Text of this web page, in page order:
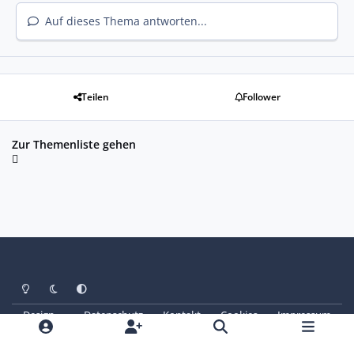
Auf dieses Thema antworten...
Teilen Follower
Zur Themenliste gehen
Heller ModusDunkler Modus
Systemeinstellung
Design Datenschutz Kontakt Cookies
Impressum
© Copyright 2025 - SAABoteure e. V.
Powered by Invision Community